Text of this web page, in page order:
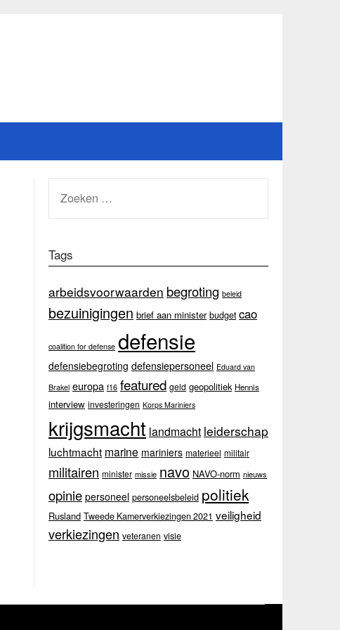
NAAR:
Tags
arbeidsvoorwaarden begroting beleid
bezuinigingen brief aan minister budget cao
coalition for defense defensie
defensiebegroting defensiepersoneel Eduard van
Brakel europa f16 featured geld geopolitiek Hennis
interview investeringen Korps Mariniers
krijgsmacht landmacht leiderschap
luchtmacht marine mariniers materieel militair
militairen minister missie navo NAVO-norm nieuws
opinie personeel personeelsbeleid politiek
Rusland Tweede Kamerverkiezingen 2021 veiligheid
verkiezingen veteranen visie